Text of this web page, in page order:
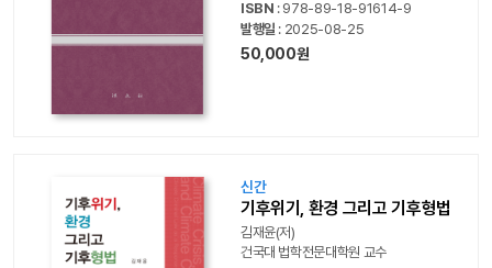
ISBN : 978-89-18-91614-9
발행일 : 2025-08-25
50,000원
신간
기후위기, 환경 그리고 기후형법
김재윤(저)
건국대 법학전문대학원 교수